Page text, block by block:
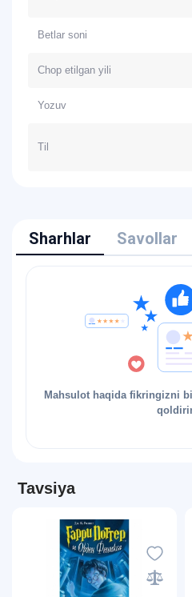
Betlar soni
Chop etilgan yili
Yozuv
Til
Sharhlar Savollar
Mahsulot haqida fikringizni
Tavsiya